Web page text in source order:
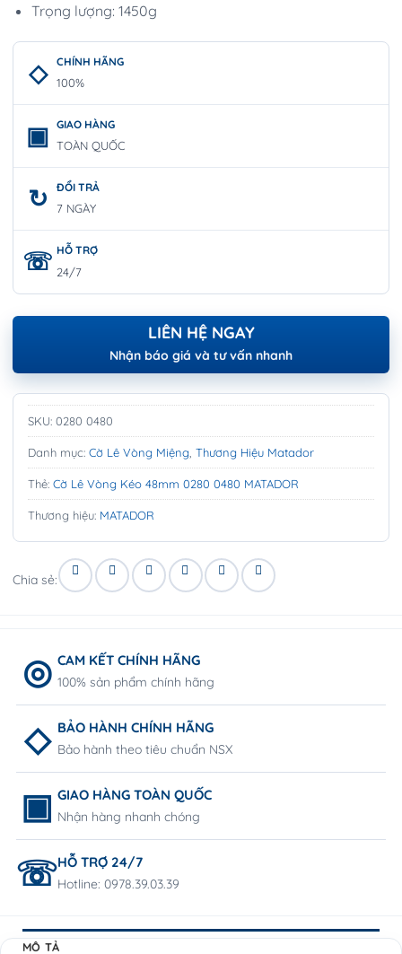
Trọng lượng: 1450g
CHÍNH HÃNG
100%
GIAO HÀNG
TOÀN QUỐC
ĐỔI TRẢ
7 NGÀY
HỖ TRỢ
24/7
LIÊN HỆ NGAY
Nhận báo giá và tư vấn nhanh
SKU: 0280 0480
Danh mục: Cờ Lê Vòng Miệng Thương Hiệu Matador
Thẻ: Cờ Lê Vòng Kéo 48mm 0280 0480 MATADOR
Thương hiệu: MATADOR
Chia sẻ:
CAM KẾT CHÍNH HÃNG
100% sản phẩm chính hãng
BẢO HÀNH CHÍNH HÃNG
Bảo hành theo tiêu chuẩn NSX
GIAO HÀNG TOÀN QUỐC
Nhận hàng nhanh chóng
HỖ TRỢ 24/7
Hotline: 0978.39.03.39
MÔ TẢ